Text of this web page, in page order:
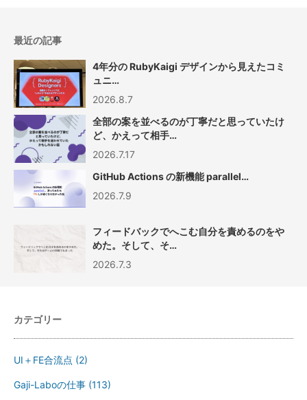
最近の記事
4年分の RubyKaigi デザインから見えたコミ
ュニ…
2026.8.7
全部の案を並べるのが丁寧だと思っていたけ
ど、かえって相手…
2026.7.17
GitHub Actions の新機能 parallel…
2026.7.9
フィードバックでへこむ自分を責めるのをや
めた。そして、そ…
2026.7.3
カテゴリー
UI＋FE合流点 (2)
Gaji-Laboの仕事 (113)